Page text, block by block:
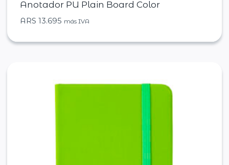
Anotador PU Plain Board Color
ARS 13.695 más IVA